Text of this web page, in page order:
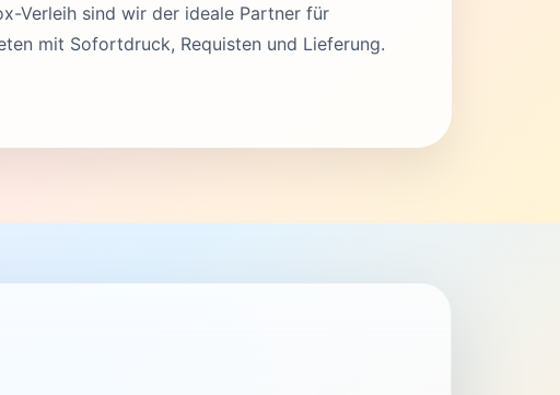
Verleih sind wir der ideale Partner für
mit Sofortdruck, Requisten und Lieferung.